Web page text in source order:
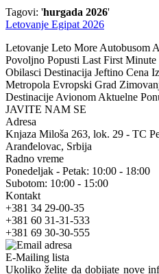
Tagovi: 'hurgada 2026'
Letovanje Egipat 2026
Letovanje Leto More Autobusom
Povoljno Popusti Last First
Obilasci Destinacija Jeftino Cena
Metropola Evropski Grad
Destinacije Avionom Aktuelne
JAVITE NAM SE
Adresa
Knjaza Miloša 263, lok. 29 - TC
Aranđelovac, Srbija
Radno vreme
Ponedeljak - Petak: 10:00 - 18:00
Subotom: 10:00 - 15:00
Kontakt
+381 34 29-00-35
+381 60 31-31-533
+381 69 30-30-555
E-Mailing lista
Ukoliko želite da dobijate nove